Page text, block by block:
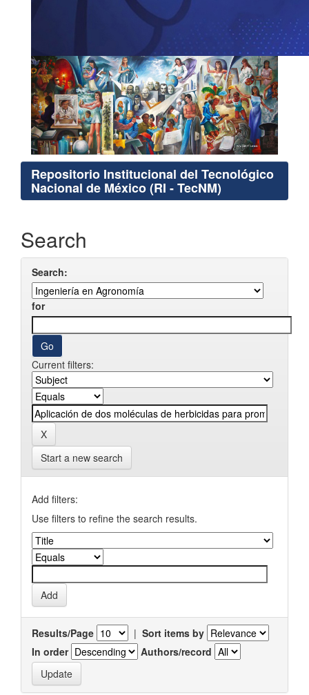
Repositorio Institucional del Tecnológico
Nacional de México (RI - TecNM)
Search
Search:
for
Current filters:
Start a new search
Add filters:
Use filters to refine the search results.
Results/Page | Sort items by
In order
Authors/record